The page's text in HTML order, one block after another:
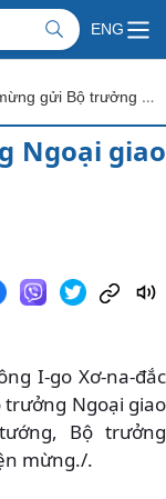
ENG
Điện mừng gửi Bộ trưởng Ngoại giao Bosnia và Herzegovina
Ngoại giao
I-go Xơ-na-đắc
trưởng Ngoại giao
Bộ trưởng
mừng./.